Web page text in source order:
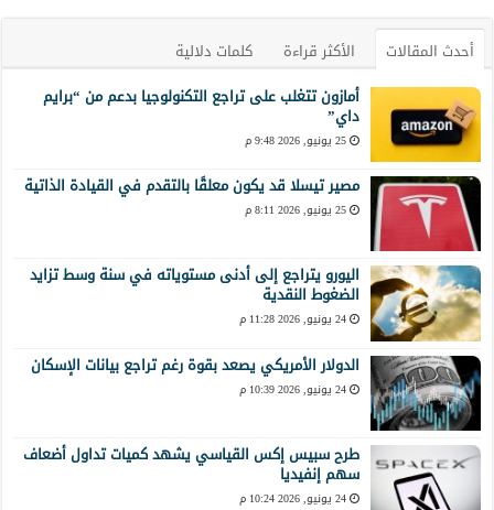
أحدث المقالات الأكثر قراءة
كلمات دلالية
أمازون تتغلب على تراجع التكنولوجيا بدعم من “برايم
داي”
25 يونيو, 2026 9:48 م
مصير تيسلا قد يكون معلقًا بالتقدم في القيادة الذاتية
25 يونيو, 2026 8:11 م
اليورو يتراجع إلى أدنى مستوياته في سنة وسط تزايد
الضغوط النقدية
24 يونيو, 2026 11:28 م
الدولار الأمريكي يصعد بقوة رغم تراجع بيانات الإسكان
24 يونيو, 2026 10:39 م
طرح سبيس إكس القياسي يشهد كميات تداول أضعاف
سهم إنفيديا
24 يونيو, 2026 10:24 م